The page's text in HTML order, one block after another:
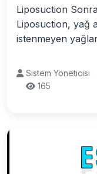
Liposuction
Liposuction, yağ
istenmeyen
Sistem Yöneticisi
165